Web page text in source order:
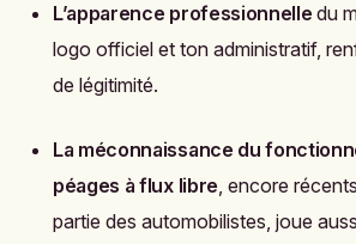
L’apparence professionnelle du
logo officiel et ton administratif,
de légitimité.
La méconnaissance du
péages à flux libre, encore
partie des automobilistes, joue